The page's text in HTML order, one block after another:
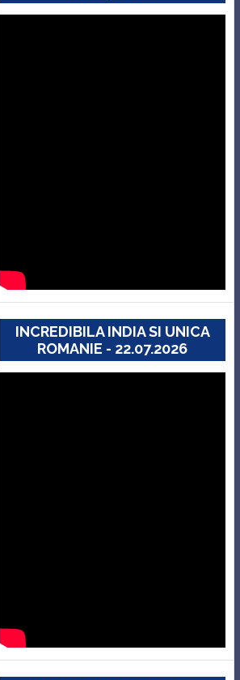
INCREDIBILA INDIA SI UNICA
ROMANIE - 22.07.2026